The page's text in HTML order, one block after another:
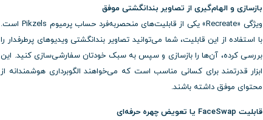
بازسازی و الهام‌گیری از تصاویر بندانگشتی موفق
ویژگی «Recreate» یکی از قابلیت‌های منحصربه‌فرد حساب پرمیوم Pikzels است.
با استفاده از این قابلیت، شما می‌توانید تصاویر بندانگشتی ویدیوهای پرطرفدار را
بررسی کرده، آن‌ها را بازسازی و سپس به سبک خودتان سفارشی‌سازی کنید. این
ابزار قدرتمند برای کسانی مناسب است که می‌خواهند الگوبرداری هوشمندانه از
محتوای موفق داشته باشند.
قابلیت FaceSwap یا تعویض چهره حرفه‌ای